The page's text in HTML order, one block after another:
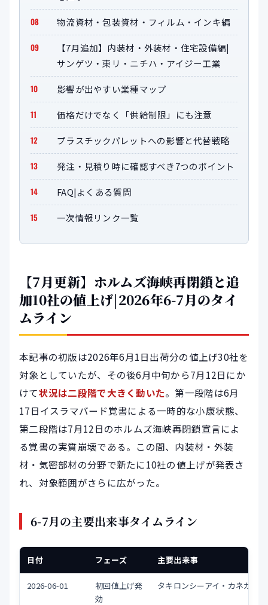
物流資材・包装資材・フィルム・インキ編
【7月追加】内装材・外装材・住宅設備編|
サンゲツ・東リ・ニチハ・アイジー工業
影響が出やすい業種マップ
価格だけでなく「供給制限」にも注意
プラスチックパレットへの影響と代替戦略
発注・見積り時に確認すべき7つのポイント
FAQ|よくある質問
一次情報リンク一覧
【7月更新】ホルムズ海峡再閉鎖と追
加10社の値上げ|2026年6-7月のタイ
ムライン
本記事の初版は2026年6月1日出荷分の値上げ30社を
対象としていたが、その後6月中旬から7月12日にか
けて状況は二段階で大きく動いた。第一段階は6月
17日イスラマバード覚書による一時的な小康状態、
第二段階は7月12日のホルムズ海峡再閉鎖宣言によ
る覚書の実質崩壊である。この間、内装材・外装
材・気密部材の分野で新たに10社の値上げが発表さ
れ、対象範囲がさらに広がった。
6-7月の主要出来事タイムライン
日付 フェーズ 主要出来事
2026-06-01
初回値上げ発
効
タキロンシーアイ・カネカ・